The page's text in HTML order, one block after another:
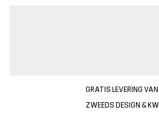
GRATIS LEVERING
ZWEEDS DESIGN &